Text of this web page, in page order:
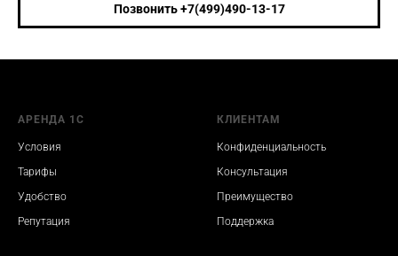
Позвонить +7(499)490-13-17
АРЕНДА 1С
Условия
Тарифы
Удобство
Репутация
КЛИЕНТАМ
Конфиденциальность
Консультация
Преимущество
Поддержка